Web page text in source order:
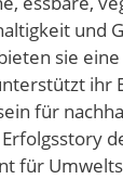
und
sie
für
für